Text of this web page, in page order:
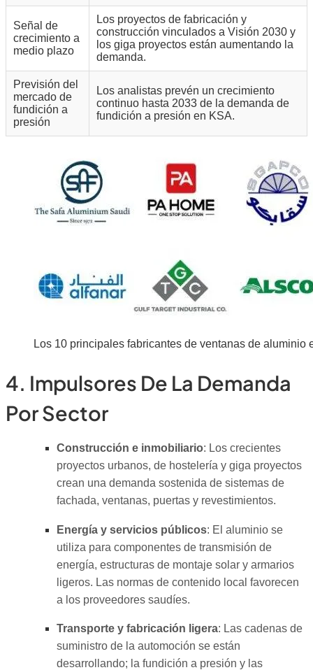
Señal de
crecimiento a
medio plazo
Los proyectos de fabricación y
construcción vinculados a Visión 2030 y
los giga proyectos están aumentando la
demanda.
Previsión del
mercado de
fundición a
presión
Los analistas prevén un crecimiento
continuo hasta 2033 de la demanda de
fundición a presión en KSA.
Los 10 principales fabricantes de ventanas de aluminio
4. Impulsores De La Demanda
Por Sector
Construcción e inmobiliario: Los crecientes
proyectos urbanos, de hostelería y giga proyectos
crean una demanda sostenida de sistemas de
fachada, ventanas, puertas y revestimientos.
Energía y servicios públicos: El aluminio se
utiliza para componentes de transmisión de
energía, estructuras de montaje solar y armarios
ligeros. Las normas de contenido local favorecen
a los proveedores saudíes.
Transporte y fabricación ligera: Las cadenas de
suministro de la automoción se están
desarrollando; la fundición a presión y las